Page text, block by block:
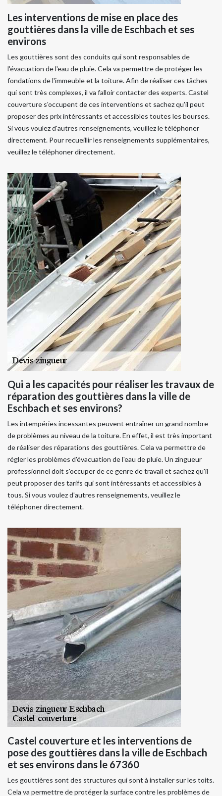
Les interventions de mise en place des
gouttières dans la ville de Eschbach et ses
environs
Les gouttières sont des conduits qui sont responsables de
l'évacuation de l'eau de pluie. Cela va permettre de protéger les
fondations de l'immeuble et la toiture. Afin de réaliser ces tâches
qui sont très complexes, il va falloir contacter des experts. Castel
couverture s'occupent de ces interventions et sachez qu'il peut
proposer des prix intéressants et accessibles toutes les bourses.
Si vous voulez d'autres renseignements, veuillez le téléphoner
directement. Pour recueillir les renseignements supplémentaires,
veuillez le téléphoner directement.
Qui a les capacités pour réaliser les travaux de
réparation des gouttières dans la ville de
Eschbach et ses environs?
Les intempéries incessantes peuvent entraîner un grand nombre
de problèmes au niveau de la toiture. En effet, il est très important
de réaliser des réparations des gouttières. Cela va permettre de
régler les problèmes d'évacuation de l'eau de pluie. Un zingueur
professionnel doit s'occuper de ce genre de travail et sachez qu'il
peut proposer des tarifs qui sont intéressants et accessibles à
tous. Si vous voulez d'autres renseignements, veuillez le
téléphoner directement.
Castel couverture et les interventions de
pose des gouttières dans la ville de Eschbach
et ses environs dans le 67360
Les gouttières sont des structures qui sont à installer sur les toits.
Cela va permettre de protéger la surface contre les problèmes de